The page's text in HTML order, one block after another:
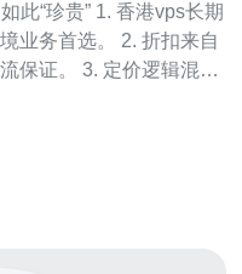
香港vps长期
业务首选。 2. 折扣来自
保证。 3. 定价逻辑混合
既有数据思维也有谈判